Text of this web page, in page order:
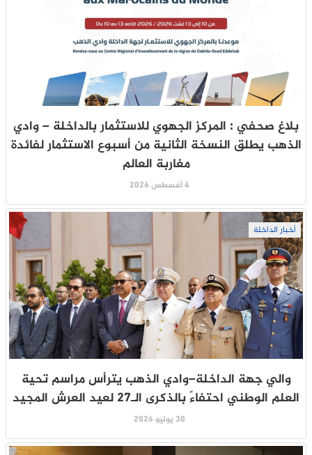
بلاغ صحفي : المركز الجهوي للاستثمار بالداخلة – وادي
الذهب يطلق النسخة الثانية من أسبوع الاستثمار لفائدة
مغاربة العالم
4 أغسطس 2026
أخبار الداخلة
والي جهة الداخلة–وادي الذهب يترأس مراسم تحية
العلم الوطني احتفاءً بالذكرى الـ27 لعيد العرش المجيد
30 يوليو 2026